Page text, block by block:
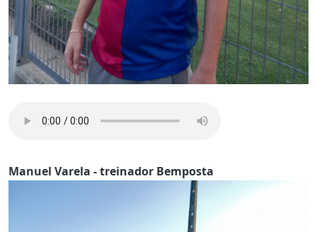
Manuel Varela - treinador Bemposta